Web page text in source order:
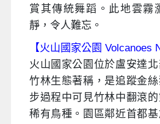
賞其傳統舞蹈。此地雲霧
靜，令人難忘。
【火山國家公園 Volcanoes
火山國家公園位於盧安達
竹林生態著稱，是追蹤金
步過程中可見竹林中翻滾
稀有鳥種。園區鄰近首都基